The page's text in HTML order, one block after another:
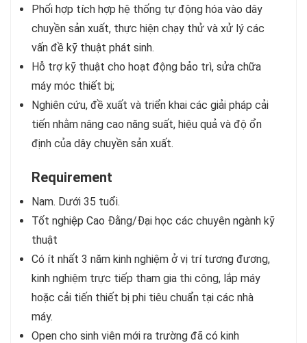
Phối hợp tích hợp hệ thống tự động hóa vào dây
chuyền sản xuất, thực hiện chạy thử và xử lý các
vấn đề kỹ thuật phát sinh.
Hỗ trợ kỹ thuật cho hoạt động bảo trì, sửa chữa
máy móc thiết bị;
Nghiên cứu, đề xuất và triển khai các giải pháp cải
tiến nhằm nâng cao năng suất, hiệu quả và độ ổn
định của dây chuyền sản xuất.
Requirement
Nam. Dưới 35 tuổi.
Tốt nghiệp Cao Đằng/Đại học các chuyên ngành kỹ
thuật
Có ít nhất 3 năm kinh nghiệm ở vị trí tương đương,
kinh nghiệm trực tiếp tham gia thi công, lắp máy
hoặc cải tiến thiết bị phi tiêu chuẩn tại các nhà
máy.
Open cho sinh viên mới ra trường đã có kinh